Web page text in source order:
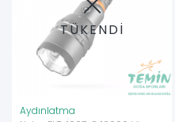
TÜKENDİ
Aydınlatma